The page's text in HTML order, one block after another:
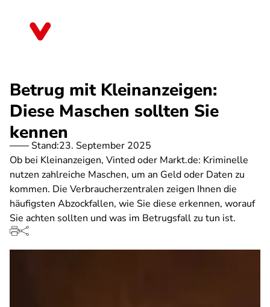
Betrug mit Kleinanzeigen:
Diese Maschen sollten Sie
kennen
Stand:23. September 2025
Ob bei Kleinanzeigen, Vinted oder Markt.de: Kriminelle
nutzen zahlreiche Maschen, um an Geld oder Daten zu
kommen. Die Verbraucherzentralen zeigen Ihnen die
häufigsten Abzockfallen, wie Sie diese erkennen, worauf
Sie achten sollten und was im Betrugsfall zu tun ist.